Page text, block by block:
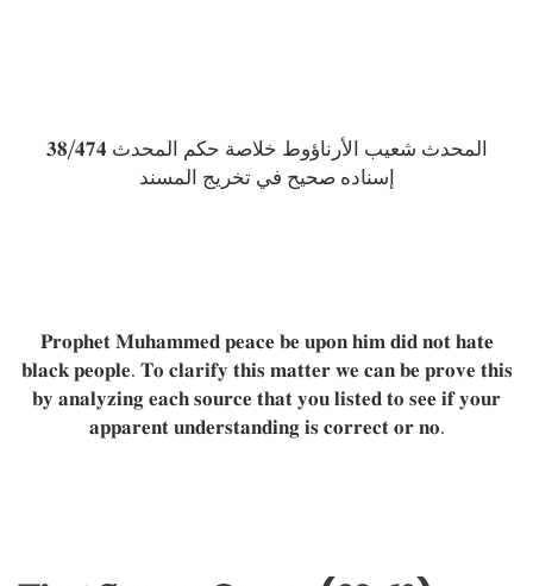
𝟑𝟖/𝟒𝟕𝟒 المحدث شعيب الأرناؤوط خلاصة حكم المحدث
إسناده صحيح في تخريج المسند
𝐏𝐫𝐨𝐩𝐡𝐞𝐭 𝐌𝐮𝐡𝐚𝐦𝐦𝐞𝐝 𝐩𝐞𝐚𝐜𝐞 𝐛𝐞 𝐮𝐩𝐨𝐧 𝐡𝐢𝐦 𝐝𝐢𝐝 𝐧𝐨𝐭 𝐡𝐚𝐭𝐞
𝐛𝐥𝐚𝐜𝐤 𝐩𝐞𝐨𝐩𝐥𝐞. 𝐓𝐨 𝐜𝐥𝐚𝐫𝐢𝐟𝐲 𝐭𝐡𝐢𝐬 𝐦𝐚𝐭𝐭𝐞𝐫 𝐰𝐞 𝐜𝐚𝐧 𝐛𝐞 𝐩𝐫𝐨𝐯𝐞 𝐭𝐡𝐢𝐬
𝐛𝐲 𝐚𝐧𝐚𝐥𝐲𝐳𝐢𝐧𝐠 𝐞𝐚𝐜𝐡 𝐬𝐨𝐮𝐫𝐜𝐞 𝐭𝐡𝐚𝐭 𝐲𝐨𝐮 𝐥𝐢𝐬𝐭𝐞𝐝 𝐭𝐨 𝐬𝐞𝐞 𝐢𝐟 𝐲𝐨𝐮𝐫
𝐚𝐩𝐩𝐚𝐫𝐞𝐧𝐭 𝐮𝐧𝐝𝐞𝐫𝐬𝐭𝐚𝐧𝐝𝐢𝐧𝐠 𝐢𝐬 𝐜𝐨𝐫𝐫𝐞𝐜𝐭 𝐨𝐫 𝐧𝐨.